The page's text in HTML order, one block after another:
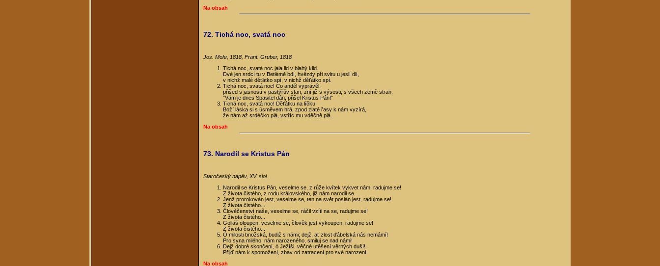
Na obsah
72. Tichá noc, svatá noc
Jos. Mohr, 1818, Frant. Gruber, 1818
Tichá noc, svatá noc jala lid v blahý klid.
Dvé jen srdcí tu v Betlémě bdí, hvězdy při svitu u jeslí dlí,
v nichž malé děťátko spí, v nichž děťátko spí.
Tichá noc, svatá noc! Co anděl vyprávěl,
přišed s jasností v pastýřův stan, zní již s výsosti, s všech země stran:
"Vám je dnes Spasitel dán; přišel Kristus Pán!"
Tichá noc, svatá noc! Děťátku na líčku
Boží láska si s úsměvem hrá, zpod zlaté řasy k nám vyzírá,
že nám až srdéčko plá, vstříc mu vděčně plá.
Na obsah
73. Narodil se Kristus Pán
Staročeský nápěv, XV. slol.
Narodil se Kristus Pán, veselme se, z růže kvítek vykvet nám, radujme se!
Z života čistého, z rodu královského, již nám narodil se.
Jenž prorokován jest, veselme se, ten na svět poslán jest, radujme se!
Z života čistého...
Člověčenství naše, veselme se, ráčil vzíti na se, radujme se!
Z života čistého...
Goliáš oloupen, veselme se, člověk jest vykoupen, radujme se!
Z života čistého...
Ó milosti bnožská, budiž s námi; dejž, ať zlost ďábelská nás nemámí!
Pro syna milého, nám narozeného, smiluj se nad námi!
Dejž dobré skončení, ó Ježíši, věčné utěšení věrných duší!
Přijď nám k spomožení, zbav od zatracení pro své narození.
Na obsah